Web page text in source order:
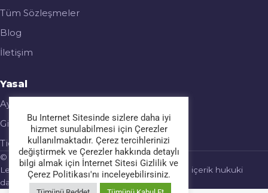
Tüm Sözleşmeler
Blog
İletişim
Yasal
Aydınlatma Metni
Gizlilik & Çerez Politikası
Ticari Elektronik İleti
© 2026 Legalmatic. Tüm hakları saklıdır.
Legalmatic bir hukuk bürosu değildir; sağlanan içerik hukuki
danışmanlık yerine geçmez.
Bu Internet Sitesinde sizlere daha iyi
hizmet sunulabilmesi için Çerezler
kullanılmaktadır. Çerez tercihlerinizi
değiştirmek ve Çerezler hakkında detaylı
bilgi almak için İnternet Sitesi Gizlilik ve
Çerez Politikası'nı inceleyebilirsiniz.